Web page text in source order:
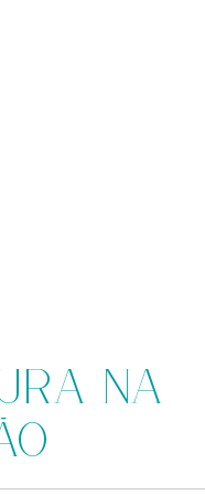
na